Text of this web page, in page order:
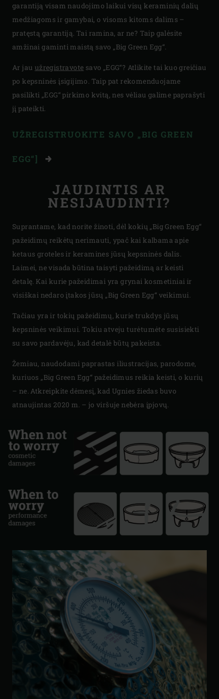
garantiją visam naudojimo laikui visų keraminių dalių
medžiagoms ir gamybai, o visoms kitoms dalims –
pratęstą garantiją. Tai ramina, ar ne? Taip galėsite
amžinai gaminti maistą savo „Big Green Egg“.
Ar jau užregistravote savo „EGG“? Atlikite tai kuo greičiau
po kepsninės įsigijimo. Taip pat rekomenduojame
pasilikti „EGG“ pirkimo kvitą, nes vėliau galime paprašyti
jį pateikti.
UŽREGISTRUOKITE SAVO „BIG GREEN
EGG“]
JAUDINTIS AR
NESIJAUDINTI?
Suprantame, kad norite žinoti, dėl kokių „Big Green Egg“
pažeidimų reikėtų nerimauti, ypač kai kalbama apie
ketaus groteles ir keramines jūsų kepsninės dalis.
Laimei, ne visada būtina taisyti pažeidimą ar keisti
detalę. Kai kurie pažeidimai yra grynai kosmetiniai ir
visiškai nedaro įtakos jūsų „Big Green Egg“ veikimui.
Tačiau yra ir tokių pažeidimų, kurie trukdys jūsų
kepsninės veikimui. Tokiu atveju turėtumėte susisiekti
su savo pardavėju, kad detalė būtų pakeista.
Žemiau, naudodami paprastas iliustracijas, parodome,
kuriuos „Big Green Egg“ pažeidimus reikia keisti, o kurių
– ne. Atkreipkite dėmesį, kad Ugnies žiedas buvo
atnaujintas 2020 m. – jo viršuje nebėra įpjovų.